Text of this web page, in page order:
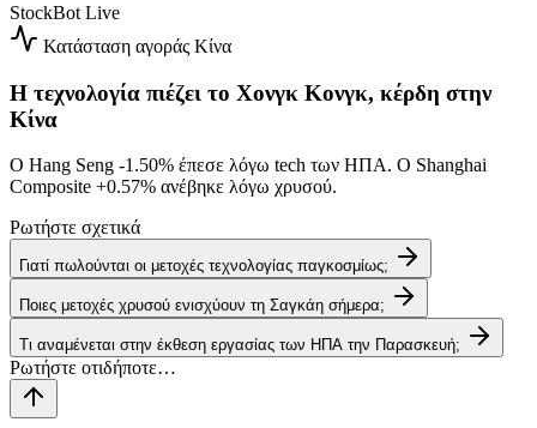
StockBot Live
Κατάσταση αγοράς Κίνα
Η τεχνολογία πιέζει το Χονγκ Κονγκ, κέρδη στην
Κίνα
Ο Hang Seng -1.50% έπεσε λόγω tech των ΗΠΑ. Ο Shanghai
Composite +0.57% ανέβηκε λόγω χρυσού.
Ρωτήστε σχετικά
Γιατί πωλούνται οι μετοχές τεχνολογίας παγκοσμίως;
Ποιες μετοχές χρυσού ενισχύουν τη Σαγκάη σήμερα;
Τι αναμένεται στην έκθεση εργασίας των ΗΠΑ την Παρασκευή;